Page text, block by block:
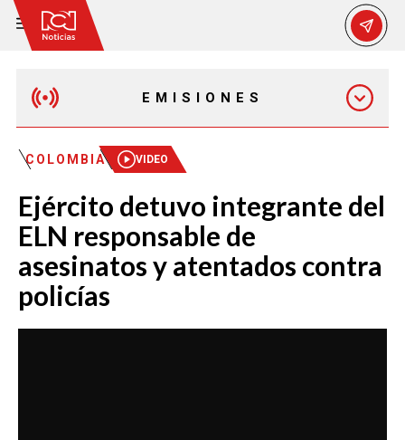
EMISIONES
EMISIÓN 12:30 PM
EMISIÓN 7:00 PM
COLOMBIA VIDEO
Ejército detuvo integrante del
ELN responsable de
asesinatos y atentados contra
policías